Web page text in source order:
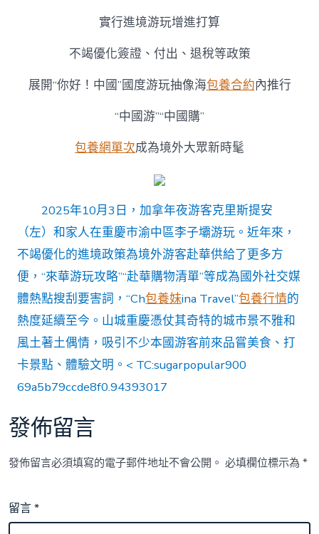
實行進境游玩增進打算
不竭優化簽證、付出、退稅等政策
展開“你好！中國”國度游玩抽像海包養合約內推行
“中國游”“中國購”
包養網單次成為境外大眾新時髦
2025年10月3日，加拿年夜游客克里斯提安
（左）和家人在重慶市渝中區李子壩游玩。近年來，
不竭優化的進境政策為境外游客赴華供給了更多方
便，“來華游玩攻略”“赴華購物清單”等成為國外社交媒
體熱點搜刮要害詞，“Ch包養妹ina Travel”包養行情的
熱度延續至今。山城重慶憑仗其奇特的城市景不雅和
風土著土偶情，吸引不少本國游客前來品嘗美食、打
卡景點、體驗文明。< TC:sugarpopular900
69a5b79ccde8f0.94393017
發佈留言
發佈留言必須填寫的電子郵件地址不會公開。 必填欄位標示為*
留言*